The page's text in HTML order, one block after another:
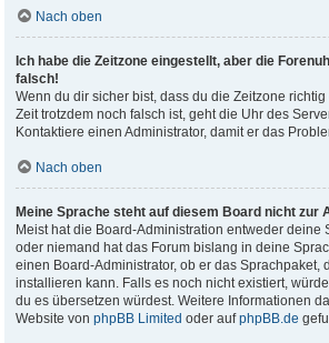
Nach oben
Ich habe die Zeitzone eingestellt, aber die
falsch!
Wenn du dir sicher bist, dass du die Zeitzone
Zeit trotzdem noch falsch ist, geht die Uhr des
Kontaktiere einen Administrator, damit er das
Nach oben
Meine Sprache steht auf diesem Board nicht zur
Meist hat die Board-Administration entweder deine
oder niemand hat das Forum bislang in deine
einen Board-Administrator, ob er das Sprachpaket,
installieren kann. Falls es noch nicht existiert,
du es übersetzen würdest. Weitere Informationen
Website vonphpBB Limited oder aufphpBB.de